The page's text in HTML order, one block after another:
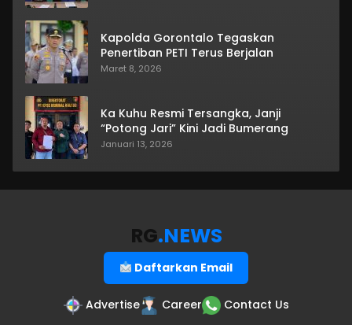
Kapolda Gorontalo Tegaskan
Penertiban PETI Terus Berjalan
Maret 8, 2026
Ka Kuhu Resmi Tersangka, Janji
“Potong Jari” Kini Jadi Bumerang
Januari 13, 2026
RG.NEWS
Daftarkan Email
Advertise Career Contact Us